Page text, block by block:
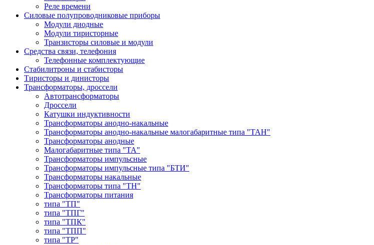
Реле времени
Силовые полупроводниковые приборы
Модули диодные
Модули тиристорные
Транзисторы силовые и модули
Средства связи, телефония
Телефонные комплектующие
Стабилитроны и стабисторы
Тиристоры и динисторы
Трансформаторы, дроссели
Автотрансформаторы
Дроссели
Катушки индуктивности
Трансформаторы анодно-накальные
Трансформаторы анодно-накальные малогабаритные типа "ТАН"
Трансформаторы анодные
Малогабаритные типа "ТА"
Трансформаторы импульсные
Трансформаторы импульсные типа "БТИ"
Трансформаторы накальные
Трансформаторы типа "ТН"
Трансформаторы питания
типа "ТП"
типа "ТПГ"
типа "ТПК"
типа "ТПП"
типа "ТР"